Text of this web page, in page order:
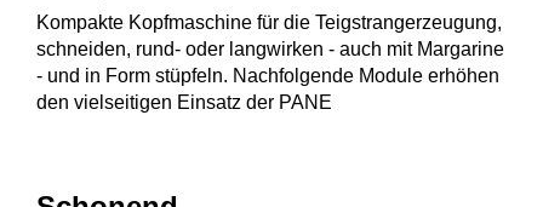
Kompakte Kopfmaschine für die Teigstrangerzeugung,
schneiden, rund- oder langwirken - auch mit Margarine
- und in Form stüpfeln. Nachfolgende Module erhöhen
den vielseitigen Einsatz der PANE